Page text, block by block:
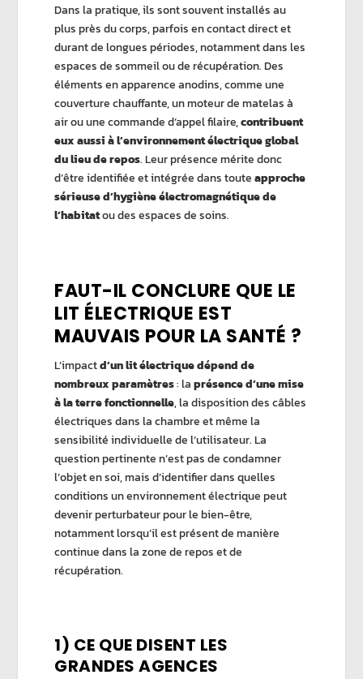
Dans la pratique, ils sont souvent installés au
plus près du corps, parfois en contact direct et
durant de longues périodes, notamment dans les
espaces de sommeil ou de récupération. Des
éléments en apparence anodins, comme une
couverture chauffante, un moteur de matelas à
air ou une commande d’appel filaire,contribuent
eux aussi à l’environnement électrique global
du lieu de repos. Leur présence mérite donc
d’être identifiée et intégrée dans touteapproche
sérieuse d’hygiène électromagnétique de
l’habitatou des espaces de soins.
FAUT-IL CONCLURE QUE LE
LIT ÉLECTRIQUE EST
MAUVAIS POUR LA SANTÉ ?
L’impactd’un lit électrique dépend de
nombreux paramètres: laprésence d’une mise
à la terre fonctionnelle, la disposition des câbles
électriques dans la chambre et même la
sensibilité individuelle de l’utilisateur. La
question pertinente n’est pas de condamner
l’objet en soi, mais d’identifier dans quelles
conditions un environnement électrique peut
devenir perturbateur pour le bien-être,
notamment lorsqu’il est présent de manière
continue dans la zone de repos et de
récupération.
1) CE QUE DISENT LES
GRANDES AGENCES